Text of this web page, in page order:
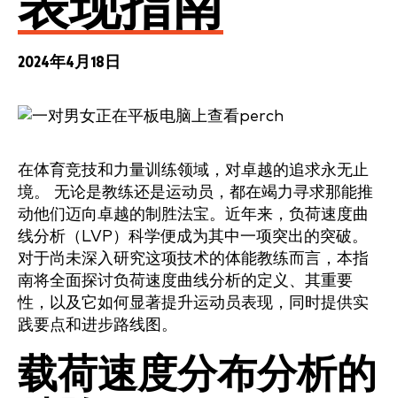
2024年4月18日
在体育竞技和力量训练领域，对卓越的追求永无止
境。 无论是教练还是运动员，都在竭力寻求那能推
动他们迈向卓越的制胜法宝。近年来，负荷速度曲
线分析（LVP）科学便成为其中一项突出的突破。
对于尚未深入研究这项技术的体能教练而言，本指
南将全面探讨负荷速度曲线分析的定义、其重要
性，以及它如何显著提升运动员表现，同时提供实
践要点和进步路线图。
载荷速度分布分析的